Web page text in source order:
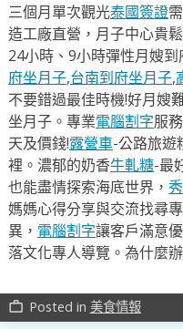
三個月單次觀光泰國簽證
造工廠直營，月子中心貴
24小時、9小時彈性月嫂
府坐月子,台南到府坐月子,
不要錯過最佳時機!好月嫂
坐月子。專業電腦割字服
天及價錢!露營車-公路旅遊
裡。濃郁的奶香牛軋糖-最
也能盡情探索海底世界，
媽媽心得分享與交流找尋
異， 電腦割字讓客戶滿意
落文化專人導覽。為什麼
work_outline Posted in 美食情報